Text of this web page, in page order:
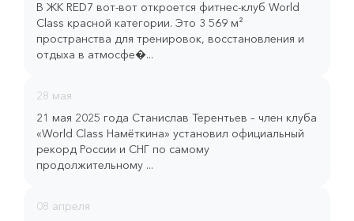
В ЖК RED7 вот-вот откроется фитнес-клуб World
Class красной категории. Это 3 569 м²
пространства для тренировок, восстановления и
отдыха в атмосфе�...
28 мая
21 мая 2025 года Станислав Терентьев – член клуба
«World Class Намёткина» установил официальный
рекорд России и СНГ по самому
продолжительному ...
08 апреля